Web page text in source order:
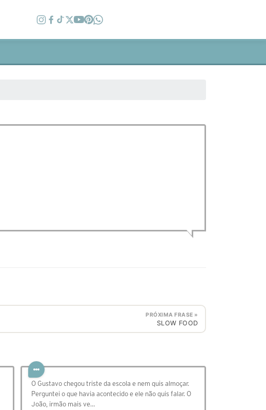
PRÓXIMA FRASE »
SLOW FOOD
O Gustavo chegou triste da escola e nem quis almoçar.
Perguntei o que havia acontecido e ele não quis falar. O
João, irmão mais ve…